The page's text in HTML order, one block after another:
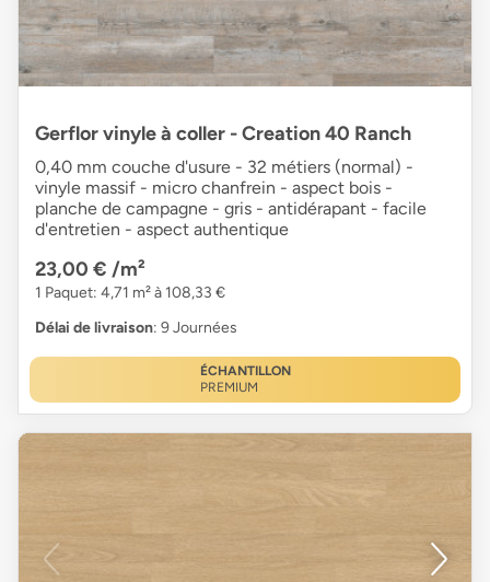
Gerflor vinyle à coller - Creation 40 Ranch
0,40 mm couche d'usure - 32 métiers (normal) -
vinyle massif - micro chanfrein - aspect bois -
planche de campagne - gris - antidérapant - facile
d'entretien - aspect authentique
23,00 € /m²
1 Paquet: 4,71 m² à 108,33 €
Délai de livraison: 9 Journées
ÉCHANTILLON
PREMIUM